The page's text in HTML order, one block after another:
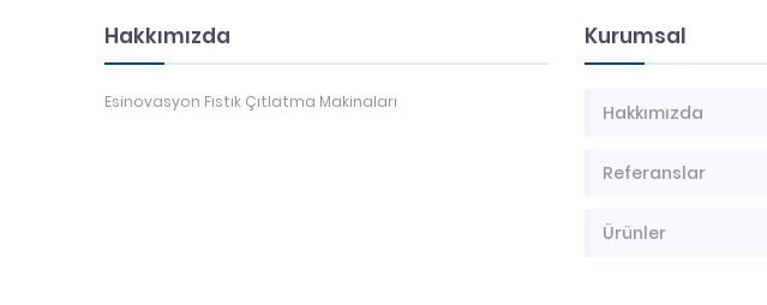
Hakkımızda
Esinovasyon Fıstık Çıtlatma Makinaları
Kurumsal
Hakkımızda
Referanslar
Ürünler